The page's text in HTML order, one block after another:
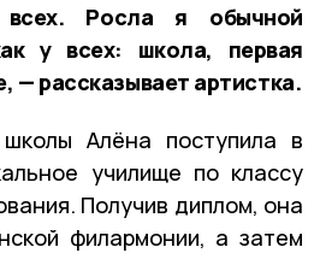
всех. Росла я обычной
у всех: школа, первая
— рассказывает артистка.
Алёна поступила в
училище по классу
Получив диплом, она
филармонии, а затем